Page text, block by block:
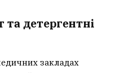
детергентні
закладах